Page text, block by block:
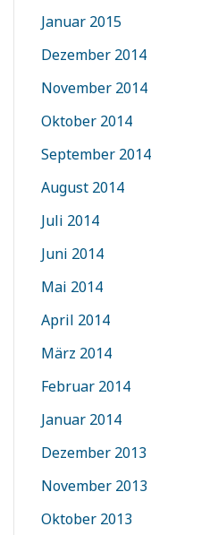
Januar 2015
Dezember 2014
November 2014
Oktober 2014
September 2014
August 2014
Juli 2014
Juni 2014
Mai 2014
April 2014
März 2014
Februar 2014
Januar 2014
Dezember 2013
November 2013
Oktober 2013